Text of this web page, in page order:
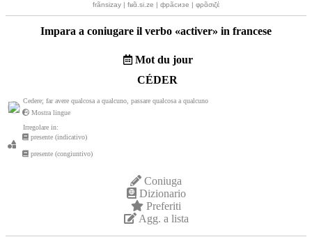
frãnsizay | fʁɑ̃.si.ze | фрãсизе | φρɑ̃σιζέ
Impara a coniugare il verbo «activer» in francese
Mot du jour
CÉDER
Cedere; far avere qualcosa a qualcuno, passare qualcosa a qualcuno
Mostra lingue
Irregolare in:
presente (indicativo)
presente (congiuntivo)
Coniuga
Dizionario
Preferiti
Agg. a lista